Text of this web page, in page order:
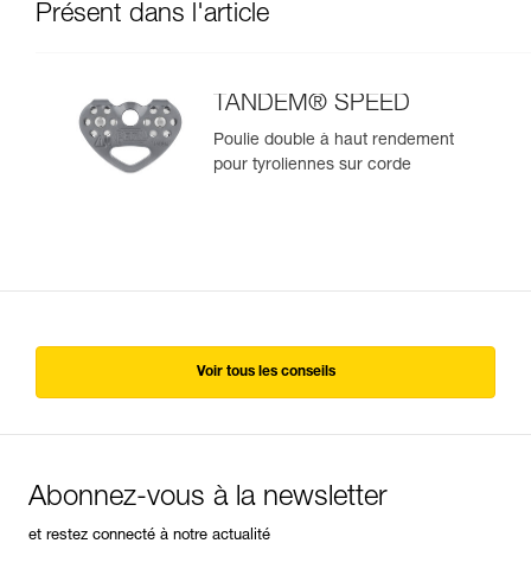
Présent dans l'article
TANDEM® SPEED
Poulie double à haut rendement
pour tyroliennes sur corde
Voir tous les conseils
Abonnez-vous à la newsletter
et restez connecté à notre actualité